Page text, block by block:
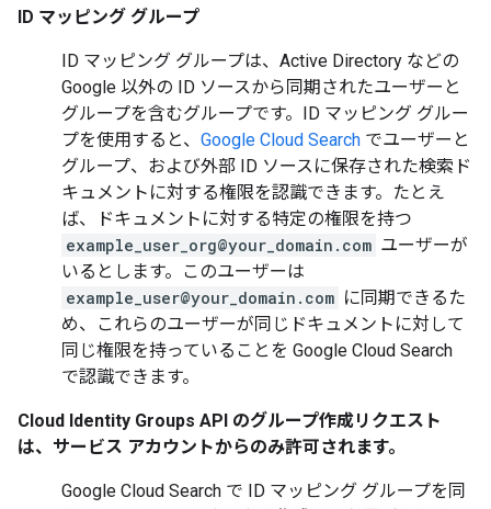
ID マッピング グループ
ID マッピング グループは、Active Directory などの
Google 以外の ID ソースから同期されたユーザーと
グループを含むグループです。ID マッピング グルー
プを使用すると、 Google Cloud Search でユーザーと
グループ、および外部 ID ソースに保存された検索ド
キュメントに対する権限を認識できます。たとえ
ば、ドキュメントに対する特定の権限を持つ
example_user_org@your_domain.com ユーザーが
いるとします。このユーザーは
example_user@your_domain.com に同期できるた
め、これらのユーザーが同じドキュメントに対して
同じ権限を持っていることを Google Cloud Search
で認識できます。
Cloud Identity Groups API のグループ作成リクエスト
は、サービス アカウントからのみ許可されます。
Google Cloud Search で ID マッピング グループを同